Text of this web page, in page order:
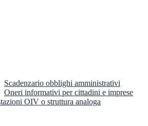
Scadenzario obblighi amministrativi
Oneri informativi per cittadini e imprese
OIV o struttura analoga